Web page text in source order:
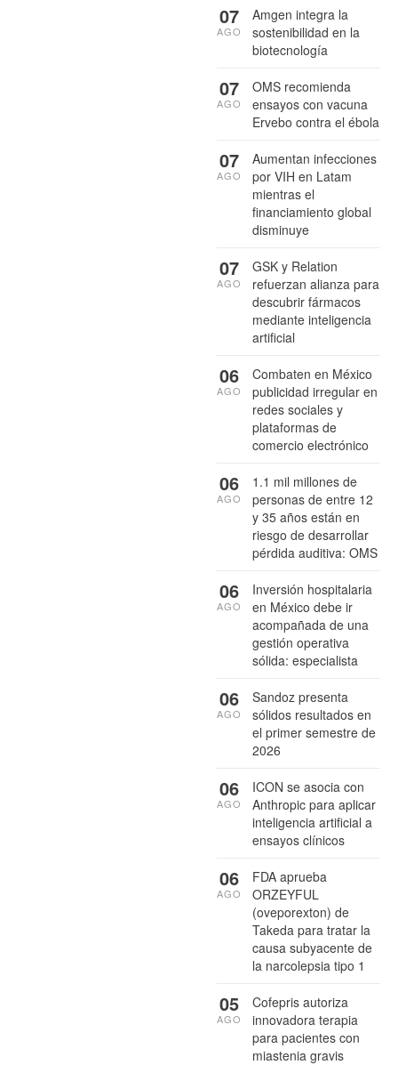
Amgen integra la
sostenibilidad en la
biotecnología
07
AGO
OMS recomienda
ensayos con vacuna
Ervebo contra el ébola
07
AGO
Aumentan infecciones
por VIH en Latam
mientras el
financiamiento global
disminuye
07
AGO
GSK y Relation
refuerzan alianza para
descubrir fármacos
mediante inteligencia
artificial
07
AGO
Combaten en México
publicidad irregular en
redes sociales y
plataformas de
comercio electrónico
06
AGO
1.1 mil millones de
personas de entre 12
y 35 años están en
riesgo de desarrollar
pérdida auditiva: OMS
06
AGO
Inversión hospitalaria
en México debe ir
acompañada de una
gestión operativa
sólida: especialista
06
AGO
Sandoz presenta
sólidos resultados en
el primer semestre de
2026
06
AGO
ICON se asocia con
Anthropic para aplicar
inteligencia artificial a
ensayos clínicos
06
AGO
FDA aprueba
ORZEYFUL
(oveporexton) de
Takeda para tratar la
causa subyacente de
la narcolepsia tipo 1
06
AGO
Cofepris autoriza
innovadora terapia
para pacientes con
miastenia gravis
05
AGO